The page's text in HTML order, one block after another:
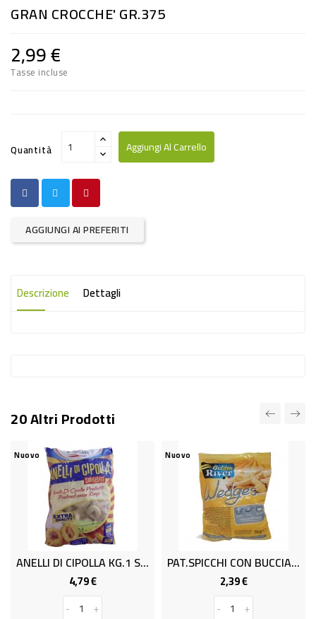
RISO
FARINA
ALIMENTI
CONSERVATI
CURA
CASA
CARTA
LAVAGGIO
STOVIGLIE
DEODORANTI
DETERSIVI
TESSUTI
DETERGENTI
SUPERFICI
ACCESSORI
GRAN CROCCHE' GR.375
2,99 €
Tasse incluse
Quantità Aggiungi Al Carrello
AGGIUNGI AI PREFERITI
Descrizione Dettagli
20 Altri Prodotti
Nuovo
ANELLI DI CIPOLLA KG.1 SWORD
4,79 €Prezzo
-
+
Nuovo
PAT.SPICCHI CON BUCCIA KG.1 GOLDEN
2,39 €Prezzo
-
+